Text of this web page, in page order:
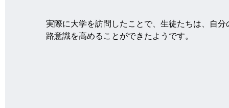
実際に大学を訪問したことで、生徒たちは、自
路意識を高めることができたようです。